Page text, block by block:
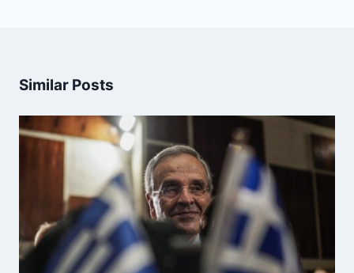
Similar Posts